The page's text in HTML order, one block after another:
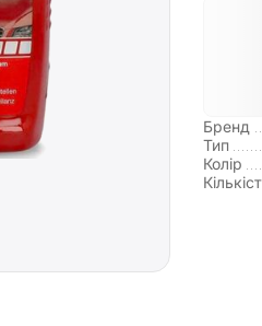
Бренд
Тип
Колір